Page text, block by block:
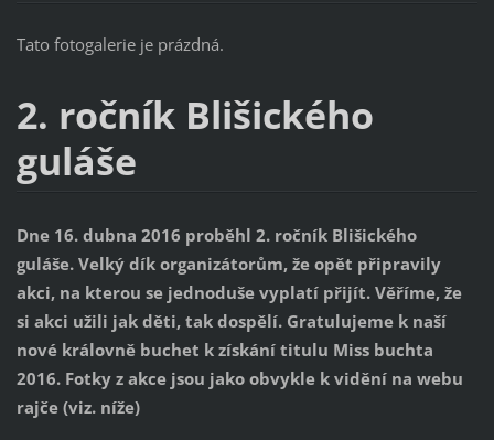
Tato fotogalerie je prázdná.
2. ročník Blišického
guláše
Dne 16. dubna 2016 proběhl 2. ročník Blišického
guláše. Velký dík organizátorům, že opět připravily
akci, na kterou se jednoduše vyplatí přijít. Věříme, že
si akci užili jak děti, tak dospělí. Gratulujeme k naší
nové královně buchet k získání titulu Miss buchta
2016. Fotky z akce jsou jako obvykle k vidění na webu
rajče (viz. níže)